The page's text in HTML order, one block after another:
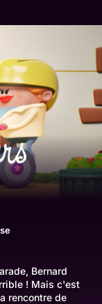
Bernard
! Mais c'est
rencontre de